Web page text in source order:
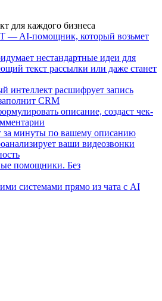
для каждого бизнеса
— AI-помощник, который возьмет
нестандартные идеи для
текст рассылки или даже станет
интеллект расшифрует запись
CRM
описание, создаст чек-
за минуты по вашему описанию
ваши видеозвонки
помощники. Без
системами прямо из чата с AI